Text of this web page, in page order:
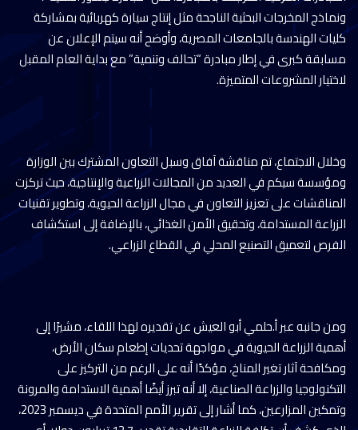
ونماذج المخرجات البحثية الناجحة مثل إنتاج سيارة كهربائية بمشاركة
كليات الهندسة بالجامعات المصرية، وأوضح أنه سيتم الإعلان عن
مسابقة كبرى في إطار مبادرة “تحالف وتنمية” مع بداية العام المقبل
لاختيار المشروعات المتميزة.
وخلال الاجتماع، تم مناقشة آفاق وسبل التعاون المشترك بين الوزارة
ومؤسسة سيكم في العديد من المجالات الزراعية والإنتاجية، حيث تركزت
المناقشات على تعزيز التعاون في مجال الزراعة الحيوية، وتطوير تقنيات
الزراعة المستدامة، وتحقيق الأمن الغذائي، بالإضافة إلى استكشاف
الفرص لتعميق التصنيع المحلي في القطاع الزراعي.
ومن جانبه عبر أ.حلمي أبو العيش عن تقديره لهذا اللقاء، مشيرًا إلى
أهمية الزراعة الحيوية في مواجهة تحديات إطعام سكان الأرض،
ومكافحة آثار تغير المناخ، مؤكدًا أنه على الرغم من التركيز على
التكنولوجيا والزراعة الصناعية، إلا أنه تبرز أيضًا أهمية الاستدامة والمرونة
وتمكين المزارعين، كما أشار إلى تقرير الأمم المتحدة في ديسمبر 2023،